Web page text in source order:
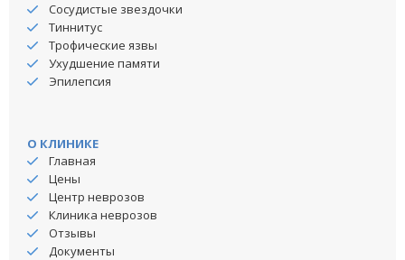
Сосудистые звездочки
Тиннитус
Трофические язвы
Ухудшение памяти
Эпилепсия
О КЛИНИКЕ
Главная
Цены
Центр неврозов
Клиника неврозов
Отзывы
Документы